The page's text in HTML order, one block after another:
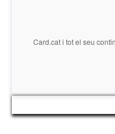
Card.cati tot el seu